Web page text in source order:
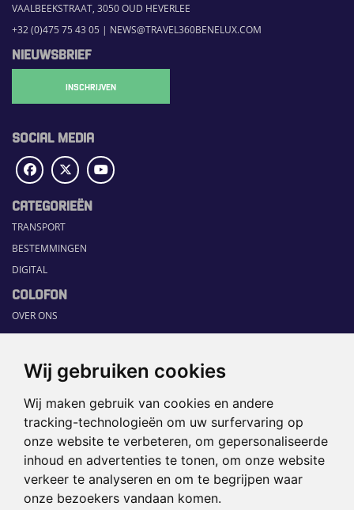
Wij gebruiken cookies
Wij maken gebruik van cookies en andere
tracking-technologieën om uw surfervaring op
onze website te verbeteren, om gepersonaliseerde
inhoud en advertenties te tonen, om onze website
verkeer te analyseren en om te begrijpen waar
onze bezoekers vandaan komen.
VAALBEEKSTRAAT, 3050 OUD HEVERLEE
+32 (0)475 75 43 05 | NEWS@TRAVEL360BENELUX.COM
NIEUWSBRIEF
INSCHRIJVEN
SOCIAL MEDIA
CATEGORIEËN
TRANSPORT
BESTEMMINGEN
DIGITAL
COLOFON
OVER ONS
COMMUNICATION PLATFORM
RUBRIEKEN
HOME
SECTORGIDS
JOBS
HAPPENING